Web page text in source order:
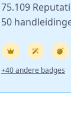
75.109
50
+40 andere badges